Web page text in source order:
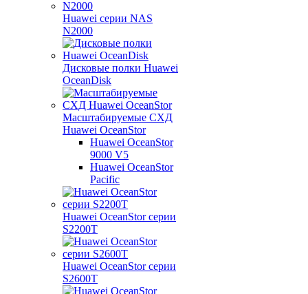
Huawei серии NAS
N2000
Дисковые полки Huawei
OceanDisk
Масштабируемые СХД
Huawei OceanStor
Huawei OceanStor
9000 V5
Huawei OceanStor
Pacific
Huawei OceanStor серии
S2200T
Huawei OceanStor серии
S2600T